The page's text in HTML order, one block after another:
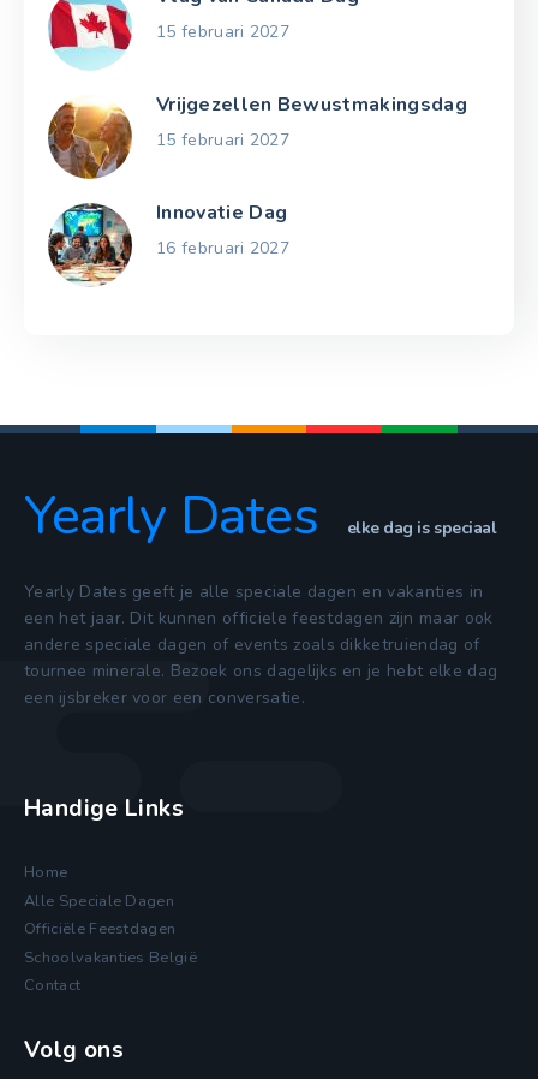
15 februari 2027
Vrijgezellen Bewustmakingsdag
15 februari 2027
Innovatie Dag
16 februari 2027
Yearly Dates elke dag is speciaal
Yearly Dates geeft je alle speciale dagen en vakanties in
een het jaar. Dit kunnen officiele feestdagen zijn maar ook
andere speciale dagen of events zoals dikketruiendag of
tournee minerale. Bezoek ons dagelijks en je hebt elke dag
een ijsbreker voor een conversatie.
Handige Links
Home
Alle Speciale Dagen
Officiële Feestdagen
Schoolvakanties België
Contact
Volg ons